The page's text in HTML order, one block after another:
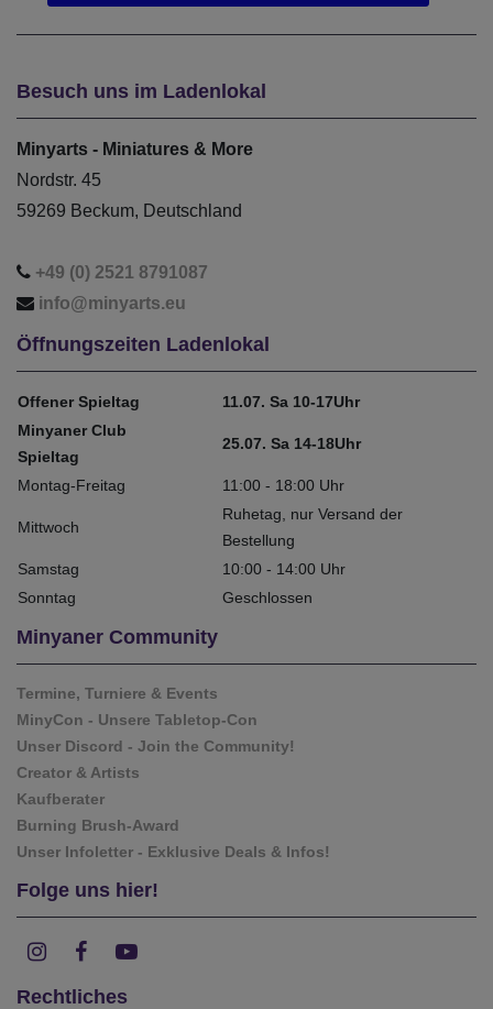
Besuch uns im Ladenlokal
Minyarts - Miniatures & More
Nordstr. 45
59269 Beckum, Deutschland
+49 (0) 2521 8791087
info@minyarts.eu
Öffnungszeiten Ladenlokal
Offener Spieltag
11.07. Sa 10-17Uhr
Minyaner Club
Spieltag
25.07. Sa 14-18Uhr
Montag-Freitag 11:00 - 18:00 Uhr
Mittwoch
Ruhetag, nur Versand der
Bestellung
Samstag
10:00 - 14:00 Uhr
Sonntag
Geschlossen
Minyaner Community
Termine, Turniere & Events
MinyCon - Unsere Tabletop-Con
Unser Discord - Join the Community!
Creator & Artists
Kaufberater
Burning Brush-Award
Unser Infoletter - Exklusive Deals & Infos!
Folge uns hier!
Rechtliches